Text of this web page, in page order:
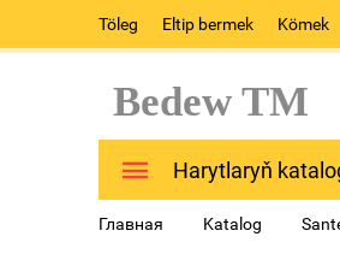
Töleg Eltip bermek Kömek
Bedew TM
Harytlaryň
Главная Katalog